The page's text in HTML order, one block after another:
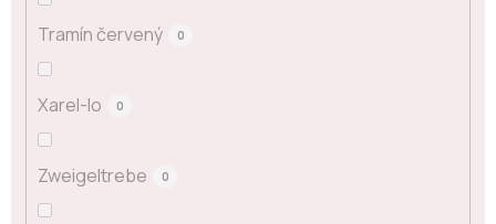
Tramín červený 0
Xarel-lo 0
Zweigeltrebe 0